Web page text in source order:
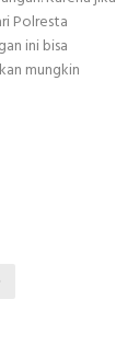
Polresta
ini bisa
mungkin